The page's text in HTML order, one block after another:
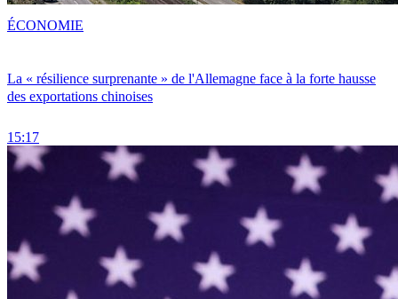
La « résilience surprenante » de l'Allemagne face à la forte hausse
des exportations chinoises
15:17
ÉCONOMIE